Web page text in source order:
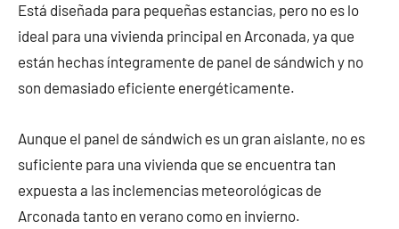
Está diseñada para pequeñas estancias, pero no es lo
ideal para una vivienda principal en Arconada, ya que
están hechas íntegramente de panel de sándwich y no
son demasiado eficiente energéticamente.
Aunque el panel de sándwich es un gran aislante, no es
suficiente para una vivienda que se encuentra tan
expuesta a las inclemencias meteorológicas de
Arconada tanto en verano como en invierno.